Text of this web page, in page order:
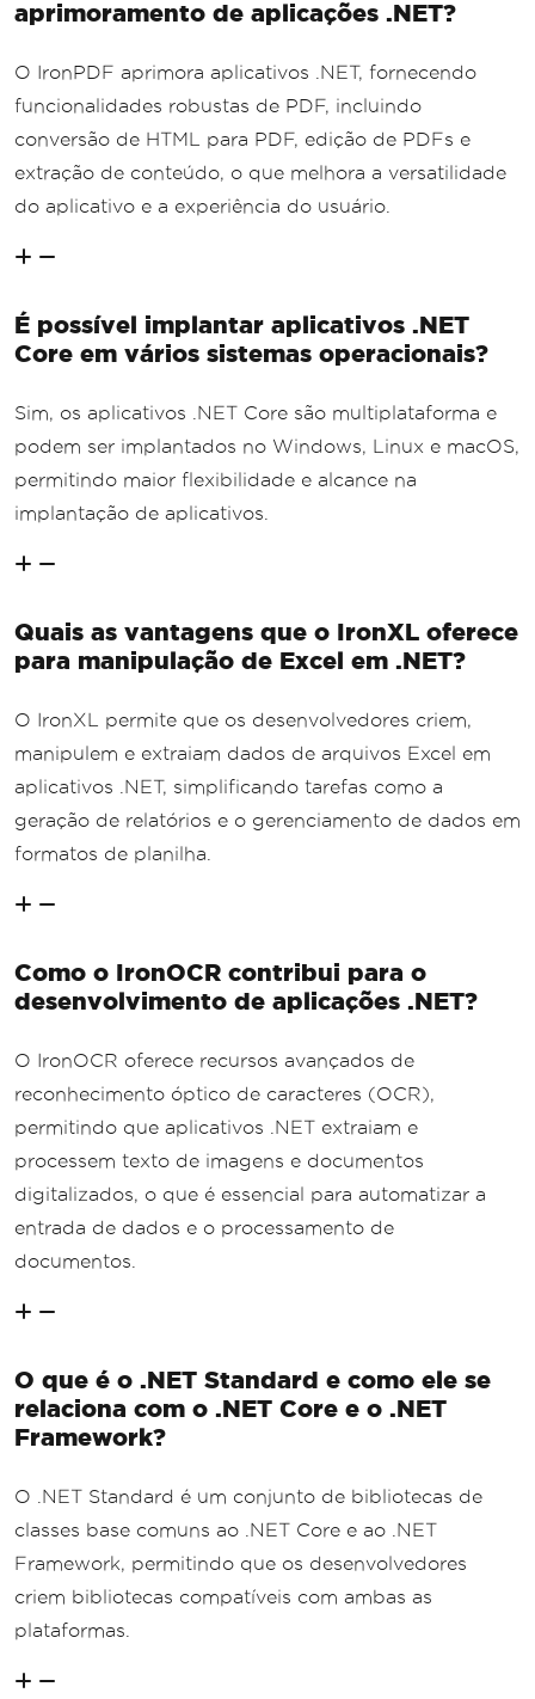
aprimoramento de aplicações .NET?
O IronPDF aprimora aplicativos .NET, fornecendo
funcionalidades robustas de PDF, incluindo
conversão de HTML para PDF, edição de PDFs e
extração de conteúdo, o que melhora a versatilidade
do aplicativo e a experiência do usuário.
É possível implantar aplicativos .NET
Core em vários sistemas operacionais?
Sim, os aplicativos .NET Core são multiplataforma e
podem ser implantados no Windows, Linux e macOS,
permitindo maior flexibilidade e alcance na
implantação de aplicativos.
Quais as vantagens que o IronXL oferece
para manipulação de Excel em .NET?
O IronXL permite que os desenvolvedores criem,
manipulem e extraiam dados de arquivos Excel em
aplicativos .NET, simplificando tarefas como a
geração de relatórios e o gerenciamento de dados em
formatos de planilha.
Como o IronOCR contribui para o
desenvolvimento de aplicações .NET?
O IronOCR oferece recursos avançados de
reconhecimento óptico de caracteres (OCR),
permitindo que aplicativos .NET extraiam e
processem texto de imagens e documentos
digitalizados, o que é essencial para automatizar a
entrada de dados e o processamento de
documentos.
O que é o .NET Standard e como ele se
relaciona com o .NET Core e o .NET
Framework?
O .NET Standard é um conjunto de bibliotecas de
classes base comuns ao .NET Core e ao .NET
Framework, permitindo que os desenvolvedores
criem bibliotecas compatíveis com ambas as
plataformas.